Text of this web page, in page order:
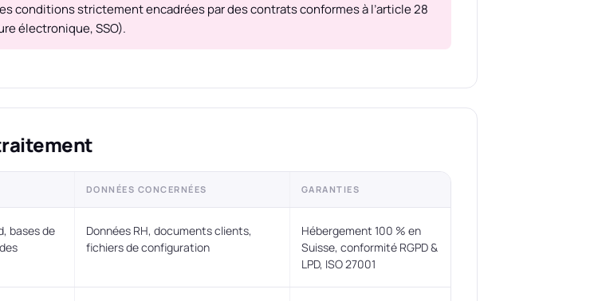
conditions strictement encadrées par des contrats conformes à l’article 28
électronique, SSO).
DONNÉES CONCERNÉES GARANTIES
bases de
Données RH, documents clients,
fichiers de configuration
Hébergement 100 % en
Suisse, conformité RGPD &
LPD, ISO 27001